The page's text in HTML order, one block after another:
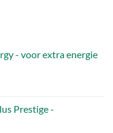
- voor extra energie
Prestige -